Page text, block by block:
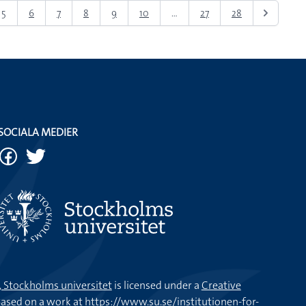
5 6 7 8 9 10 ... 27 28
MEDIER
universitetis licensed under aCreative
on a work athttps://www.su.se/institutionen-for-